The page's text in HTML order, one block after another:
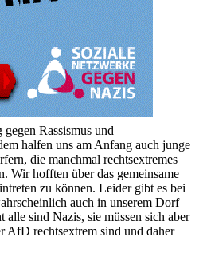
Rassismus und
halfen uns am Anfang auch junge
die manchmal rechtsextremes
Wir hofften über das gemeinsame
zu können. Leider gibt es bei
auch in unserem Dorf
sind Nazis, sie müssen sich aber
AfD rechtsextrem sind und daher